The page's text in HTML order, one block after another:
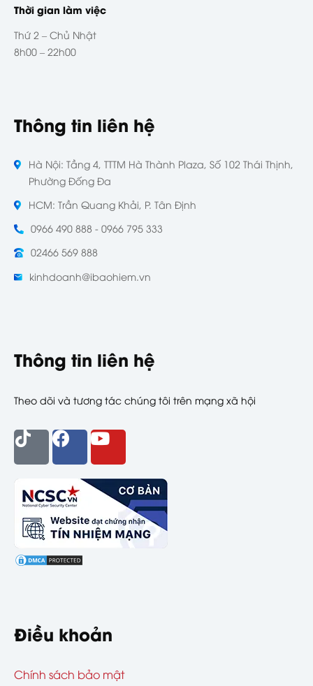
Thời gian làm việc
Thứ 2 – Chủ Nhật
8h00 – 22h00
Thông tin liên hệ
Hà Nội: Tầng 4, TTTM Hà Thành Plaza, Số 102 Thái Thịnh,
Phường Đống Đa
HCM: Trần Quang Khải, P. Tân Định
0966 490 888 - 0966 795 333
02466 569 888
kinhdoanh@ibaohiem.vn
Thông tin liên hệ
Theo dõi và tương tác chúng tôi trên mạng xã hội
Điều khoản
Chính sách bảo mật